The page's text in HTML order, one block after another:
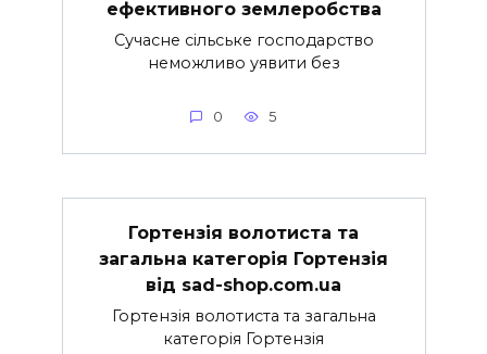
ефективного землеробства
Сучасне сільське господарство
неможливо уявити без
0 5
Гортензія волотиста та
загальна категорія Гортензія
від sad-shop.com.ua
Гортензія волотиста та загальна
категорія Гортензія